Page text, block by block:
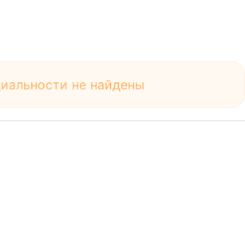
не найдены